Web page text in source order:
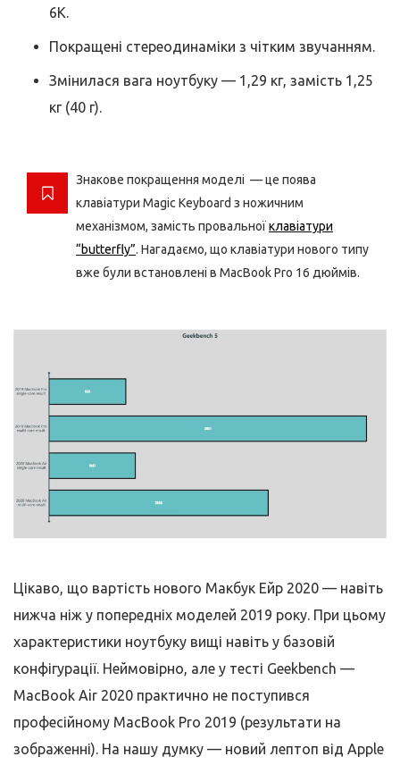
6К.
Покращені стереодинаміки з чітким звучанням.
Змінилася вага ноутбуку — 1,29 кг, замість 1,25
кг (40 г).
Знакове покращення моделі — це поява
клавіатури Magic Keyboard з ножичним
механізмом, замість провальноїклавіатури
“butterfly”. Нагадаємо, що клавіатури нового типу
вже були встановлені в MacBook Pro 16 дюймів.
Цікаво, що вартість нового Макбук Ейр 2020 — навіть
нижча ніж у попередніх моделей 2019 року. При цьому
характеристики ноутбуку вищі навіть у базовій
конфігурації. Неймовірно, але у тесті Geekbench —
MacBook Air 2020 практично не поступився
професійному MacBook Pro 2019 (результати на
зображенні). На нашу думку — новий лептоп від Apple